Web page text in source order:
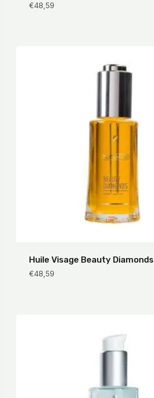
€48,59
Huile Visage Beauty Diamonds
€48,59